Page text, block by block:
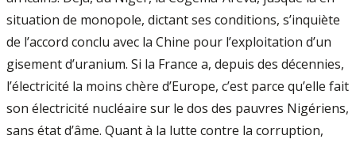
situation de monopole, dictant ses conditions, s’inquiète
de l’accord conclu avec la Chine pour l’exploitation d’un
gisement d’uranium. Si la France a, depuis des décennies,
l’électricité la moins chère d’Europe, c’est parce qu’elle fait
son électricité nucléaire sur le dos des pauvres Nigériens,
sans état d’âme. Quant à la lutte contre la corruption,